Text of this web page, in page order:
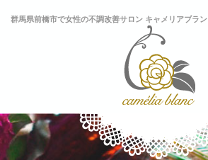
群馬県前橋市で女性の不調改善サロン キャメリアブラン